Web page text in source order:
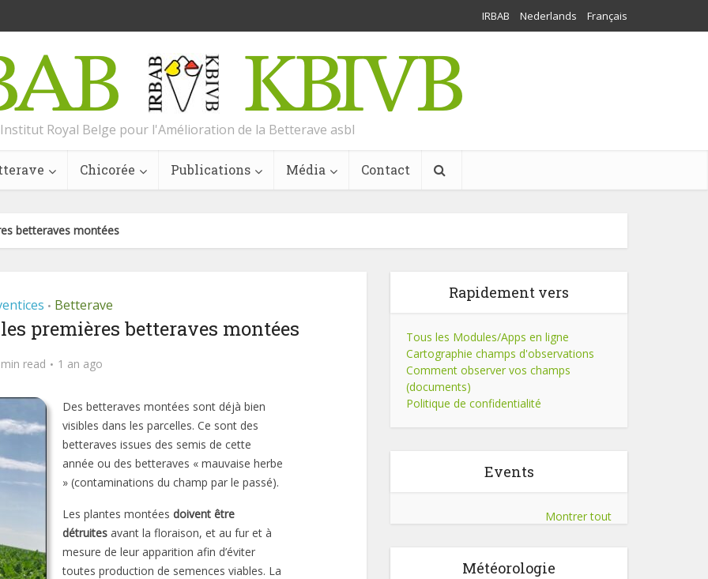
IRBAB Nederlands Français
Institut Royal Belge pour l'Amélioration de la Betterave asbl
Chicorée Publications Média Contact
betteraves montées
• Betterave
premières betteraves montées
read 1 an ago
Des betteraves montées sont déjà bien
visibles dans les parcelles. Ce sont des
betteraves issues des semis de cette
année ou des betteraves « mauvaise herbe
» (contaminations du champ par le passé).
Les plantes montées doivent être
détruites avant la floraison, et au fur et à
mesure de leur apparition afin d’éviter
toutes production de semences viables. La
Rapidement vers
Tous les Modules/Apps en ligne
Cartographie champs d'observations
Comment observer vos champs
(documents)
Politique de confidentialité
Events
Montrer tout
Météorologie